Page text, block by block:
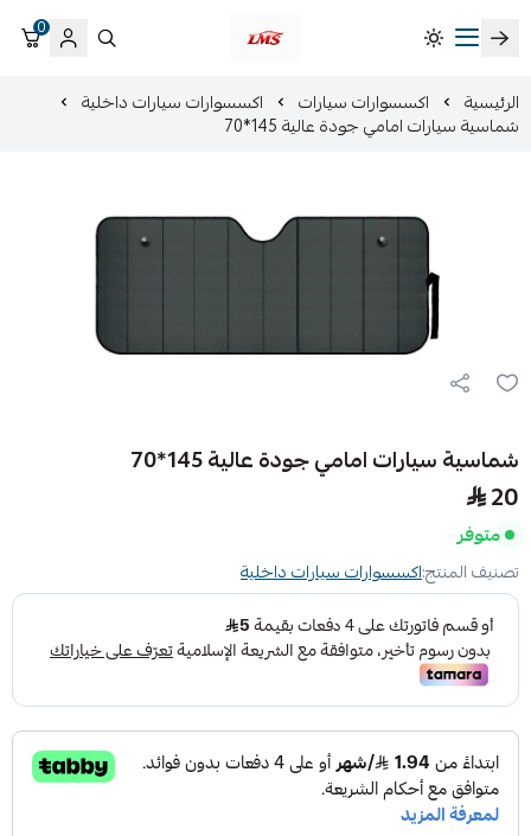
متجر لمسات الشرقية لزينة سيارات LMS
0
الرئيسية اكسسوارات سيارات اكسسوارات سيارات داخلية
شماسية سيارات امامي جودة عالية 145*70
شماسية سيارات امامي جودة عالية 145*70
20
متوفر
تصنيف المنتج:اكسسوارات سيارات داخلية